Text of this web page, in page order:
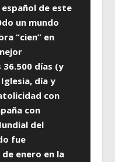
de este
un mundo
“cien” en
días (y
día y
con
con
del
fue
enero en la